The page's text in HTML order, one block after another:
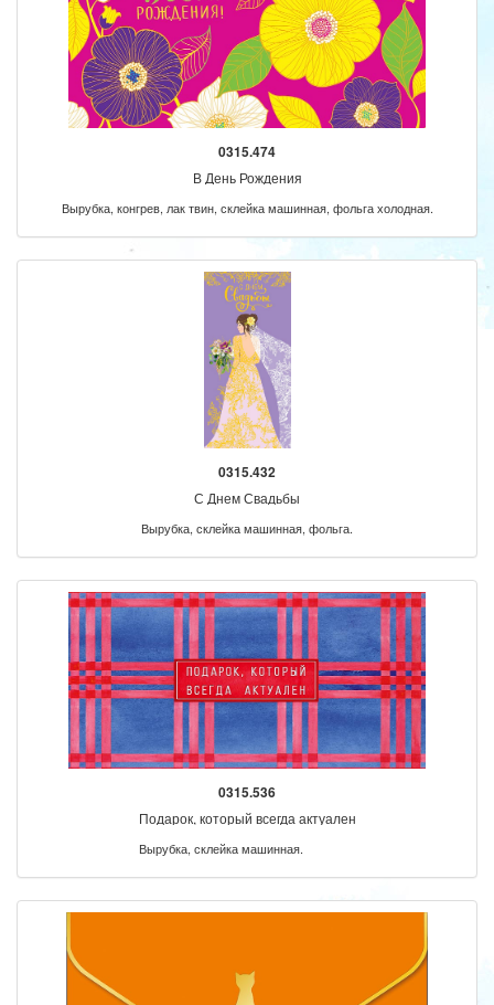
0315.474
В День Рождения
Вырубка, конгрев, лак твин, склейка машинная, фольга холодная.
0315.432
С Днем Свадьбы
Вырубка, склейка машинная, фольга.
0315.536
Подарок, который всегда актуален
Вырубка, склейка машинная.